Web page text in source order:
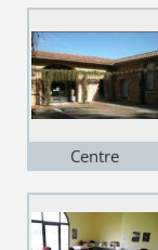
Giroussens - Oct
2019
Centre
Giroussens